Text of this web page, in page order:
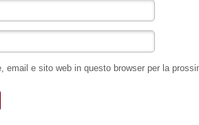
email e sito web in questo browser per la